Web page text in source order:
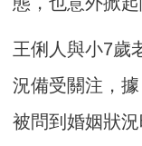
王俐人與小7歲
況備受關注，
被問到婚姻狀